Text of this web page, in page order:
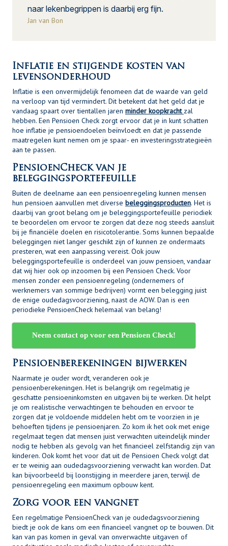
naar lekenbegrippen is daarbij erg fijn.
Jan van Bon
Inflatie en stijgende kosten van
levensonderhoud
Inflatie is een onvermijdelijk fenomeen dat de waarde van geld
na verloop van tijd vermindert. Dit betekent dat het geld dat je
vandaag spaart over tientallen jaren minder koopkracht zal
hebben. Een Pensioen Check zorgt ervoor dat je in kunt schatten
hoe inflatie je pensioendoelen beïnvloedt en dat je passende
maatregelen kunt nemen om je spaar- en investeringsstrategieën
aan te passen.
PensioenCheck van je
beleggingsportefeuille
Buiten de deelname aan een pensioenregeling kunnen mensen
hun pensioen aanvullen met diverse beleggingsproducten. Het is
daarbij van groot belang om je beleggingsportefeuille periodiek
te beoordelen om ervoor te zorgen dat deze nog steeds aansluit
bij je financiële doelen en risicotolerantie. Soms kunnen bepaalde
beleggingen niet langer geschikt zijn of kunnen ze ondermaats
presteren, wat een aanpassing vereist. Ook jouw
beleggingsportefeuille is onderdeel van jouw pensioen, vandaar
dat wij hier ook op inzoomen bij een Pensioen Check. Voor
mensen zonder een pensioenregeling (ondernemers of
werknemers van sommige bedrijven) vormt een belegging juist
de enige oudedagsvoorziening, naast de AOW. Dan is een
periodieke PensioenCheck helemaal van belang!
Neem contact op voor een Pensioen Check!
Pensioenberekeningen bijwerken
Naarmate je ouder wordt, veranderen ook je
pensioenberekeningen. Het is belangrijk om regelmatig je
geschatte pensioeninkomsten en uitgaven bij te werken. Dit helpt
je om realistische verwachtingen te behouden en ervoor te
zorgen dat je voldoende middelen hebt om te voorzien in je
behoeften tijdens je pensioenjaren. Zo kom ik het ook met enige
regelmaat tegen dat mensen juist verwachten uiteindelijk minder
nodig te hebben als gevolg van het financieel zelfstandig zijn van
kinderen. Ook komt het voor dat uit de Pensioen Check volgt dat
er te weinig aan oudedagsvoorziening verwacht kan worden. Dat
kan bijvoorbeeld bij loonstijging in meerdere jaren, terwijl de
pensioenregeling een maximum opbouw kent.
Zorg voor een vangnet
Een regelmatige PensioenCheck van je oudedagsvoorziening
biedt je ook de kans om een financieel vangnet op te bouwen. Dit
kan van pas komen in geval van onverwachte uitgaven of